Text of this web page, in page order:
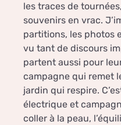
les traces de
souvenirs en vrac.
partitions, les photos
vu tant de discours
partent aussi pour
campagne qui remet
jardin qui respire.
électrique et
coller à la peau,